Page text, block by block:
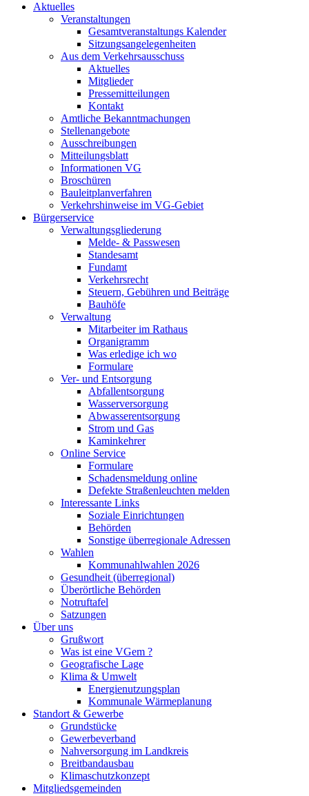
Aktuelles
Veranstaltungen
Gesamtveranstaltungs Kalender
Sitzungsangelegenheiten
Aus dem Verkehrsausschuss
Aktuelles
Mitglieder
Pressemitteilungen
Kontakt
Amtliche Bekanntmachungen
Stellenangebote
Ausschreibungen
Mitteilungsblatt
Informationen VG
Broschüren
Bauleitplanverfahren
Verkehrshinweise im VG-Gebiet
Bürgerservice
Verwaltungsgliederung
Melde- & Passwesen
Standesamt
Fundamt
Verkehrsrecht
Steuern, Gebühren und Beiträge
Bauhöfe
Verwaltung
Mitarbeiter im Rathaus
Organigramm
Was erledige ich wo
Formulare
Ver- und Entsorgung
Abfallentsorgung
Wasserversorgung
Abwasserentsorgung
Strom und Gas
Kaminkehrer
Online Service
Formulare
Schadensmeldung online
Defekte Straßenleuchten melden
Interessante Links
Soziale Einrichtungen
Behörden
Sonstige überregionale Adressen
Wahlen
Kommunahlwahlen 2026
Gesundheit (überregional)
Überörtliche Behörden
Notruftafel
Satzungen
Über uns
Grußwort
Was ist eine VGem ?
Geografische Lage
Klima & Umwelt
Energienutzungsplan
Kommunale Wärmeplanung
Standort & Gewerbe
Grundstücke
Gewerbeverband
Nahversorgung im Landkreis
Breitbandausbau
Klimaschutzkonzept
Mitgliedsgemeinden